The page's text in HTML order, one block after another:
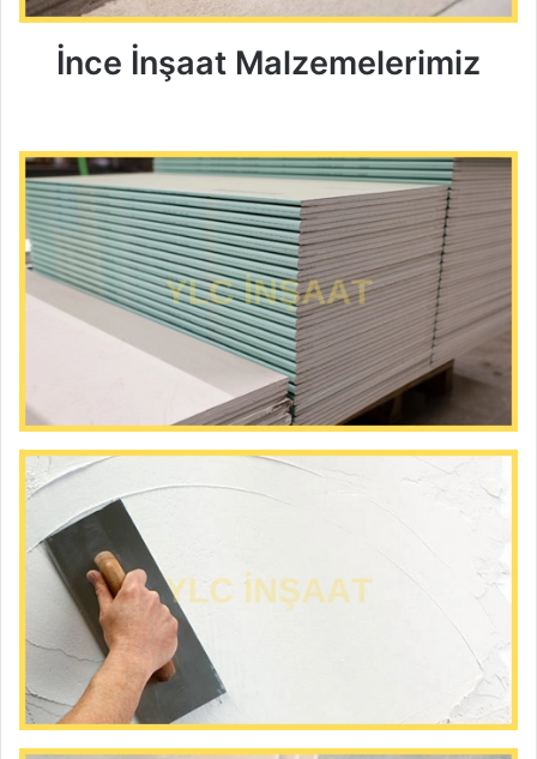
İnce İnşaat Malzemelerimiz